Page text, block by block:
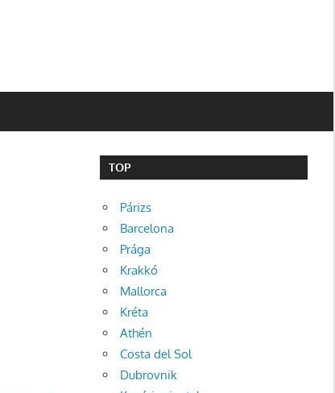
TOP
Párizs
Barcelona
Prága
Krakkó
Mallorca
Kréta
Athén
Costa del Sol
Dubrovnik